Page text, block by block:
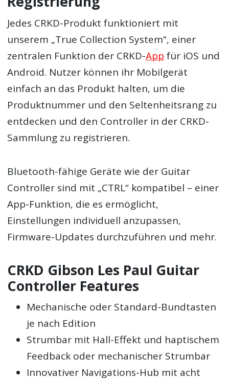
Jedes CRKD-Produkt funktioniert mit
unserem „True Collection System“, einer
zentralen Funktion der CRKD-App für iOS und
Android. Nutzer können ihr Mobilgerät
einfach an das Produkt halten, um die
Produktnummer und den Seltenheitsrang zu
entdecken und den Controller in der CRKD-
Sammlung zu registrieren.
Bluetooth-fähige Geräte wie der Guitar
Controller sind mit „CTRL“ kompatibel – einer
App-Funktion, die es ermöglicht,
Einstellungen individuell anzupassen,
Firmware-Updates durchzuführen und mehr.
CRKD Gibson Les Paul Guitar
Controller Features
Mechanische oder Standard-Bundtasten
je nach Edition
Strumbar mit Hall-Effekt und haptischem
Feedback oder mechanischer Strumbar
Innovativer Navigations-Hub mit acht